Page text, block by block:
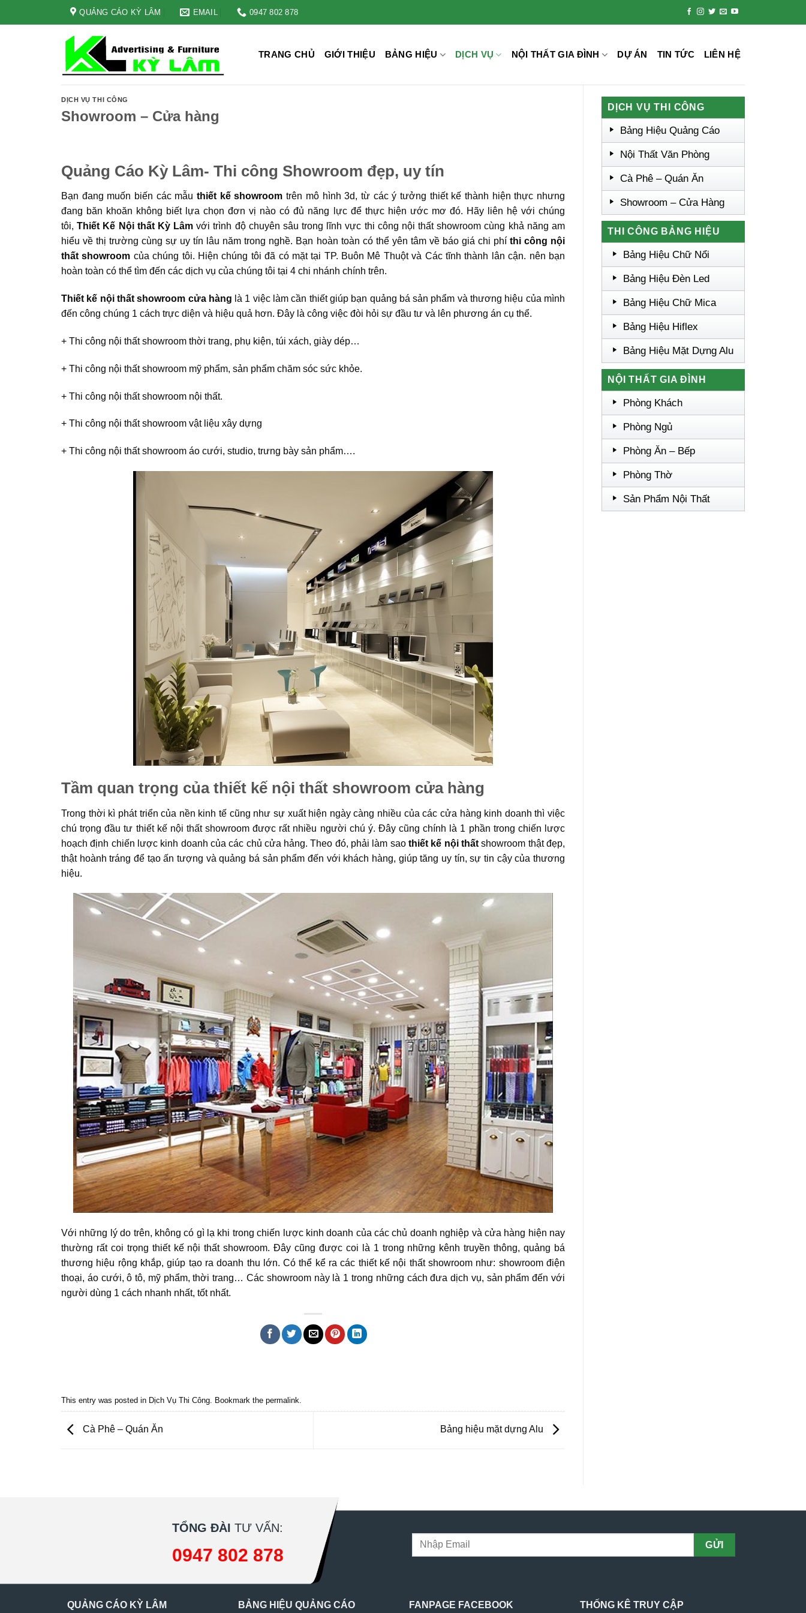
QUẢNG CÁO KỲ LÂM EMAIL 0947 802 878
TRANG CHỦ GIỚI THIỆU BẢNG HIỆU DỊCH VỤ NỘI THẤT GIA ĐÌNH DỰ ÁN TIN TỨC LIÊN HỆ
DỊCH VỤ THI CÔNG
Showroom – Cửa hàng
Quảng Cáo Kỳ Lâm- Thi công Showroom đẹp, uy tín
Bạn đang muốn biến các mẫuthiết kế showroom trên mô hình 3d, từ các ý tưởng thiết kế thành hiện thực nhưng
đang băn khoăn không biết lựa chọn đơn vị nào có đủ năng lực để thực hiện ước mơ đó. Hãy liên hệ với chúng
tôi,Thiết Kế Nội thất Kỳ Lâm với trình độ chuyên sâu trong lĩnh vực thi công nội thất showroom cùng khả năng am
hiểu về thị trường cùng sự uy tín lâu năm trong nghề. Bạn hoàn toàn có thể yên tâm về báo giá chi phí thi công nội
thất showroom của chúng tôi. Hiện chúng tôi đã có mặt tại TP. Buôn Mê Thuột và Các tĩnh thành lân cận. nên bạn
hoàn toàn có thể tìm đến các dịch vụ của chúng tôi tại 4 chi nhánh chính trên.
Thiết kế nội thất showroom cửa hàng là 1 việc làm cần thiết giúp bạn quảng bá sản phẩm và thương hiệu của mình
đến công chúng 1 cách trực diện và hiệu quả hơn. Đây là công việc đòi hỏi sự đầu tư và lên phương án cụ thể.
+ Thi công nội thất showroom thời trang, phụ kiện, túi xách, giày dép…
+ Thi công nội thất showroom mỹ phẩm, sản phẩm chăm sóc sức khỏe.
+ Thi công nội thất showroom nội thất.
+ Thi công nội thất showroom vật liệu xây dựng
+ Thi công nội thất showroom áo cưới, studio, trưng bày sản phẩm….
Tầm quan trọng của thiết kế nội thất showroom cửa hàng
Trong thời kì phát triển của nền kinh tế cũng như sự xuất hiện ngày càng nhiều của các cửa hàng kinh doanh thì việc
chú trọng đầu tư thiết kế nội thất showroom được rất nhiều người chú ý. Đây cũng chính là 1 phần trong chiến lược
hoạch định chiến lược kinh doanh của các chủ cửa hảng. Theo đó, phải làm saothiết kế nội thấtshowroom thật đẹp,
thật hoành tráng để tạo ấn tượng và quảng bá sản phẩm đến với khách hàng, giúp tăng uy tín, sự tin cậy của thương
hiệu.
Với những lý do trên, không có gì lạ khi trong chiến lược kinh doanh của các chủ doanh nghiệp và cửa hàng hiện nay
thường rất coi trọng thiết kế nội thất showroom. Đây cũng được coi là 1 trong những kênh truyền thông, quảng bá
thương hiệu rộng khắp, giúp tạo ra doanh thu lớn. Có thể kể ra các thiết kế nội thất showroom như: showroom điện
thoại, áo cưới, ô tô, mỹ phẩm, thời trang… Các showroom này là 1 trong những cách đưa dịch vụ, sản phẩm đến với
người dùng 1 cách nhanh nhất, tốt nhất.
This entry was posted in Dịch Vụ Thi Công . Bookmark the permalink
Cà Phê – Quán Ăn Bảng hiệu mặt dựng Alu
DỊCH VỤ THI CÔNG
Bảng Hiệu Quảng Cáo
Nội Thất Văn Phòng
Cà Phê – Quán Ăn
Showroom – Cửa Hàng
THI CÔNG BẢNG HIỆU
Bảng Hiệu Chữ Nổi
Bảng Hiệu Đèn Led
Bảng Hiệu Chữ Mica
Bảng Hiệu Hiflex
Bảng Hiệu Mặt Dựng Alu
NỘI THẤT GIA ĐÌNH
Phòng Khách
Phòng Ngủ
Phòng Ăn – Bếp
Phòng Thờ
Sản Phẩm Nội Thất
TỔNG ĐÀI TƯ VẤN:
0947 802 878
QUẢNG CÁO KỲ LÂM BẢNG HIỆU QUẢNG CÁO FANPAGE FACEBOOK THỐNG KÊ TRUY CẬP